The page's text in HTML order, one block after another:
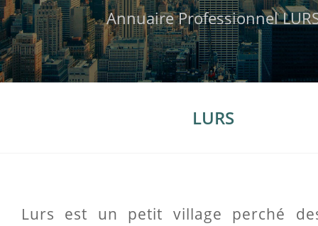
Annuaire Professionnel
LURS
Lurs est un petit village perché